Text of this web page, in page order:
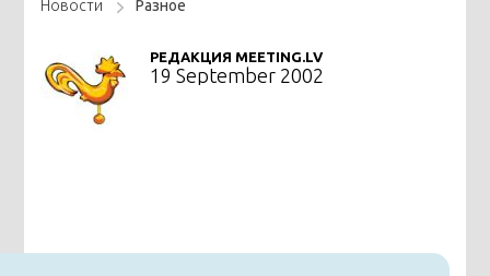
Новости Разное
РЕДАКЦИЯ MEETING.LV
19 September 2002